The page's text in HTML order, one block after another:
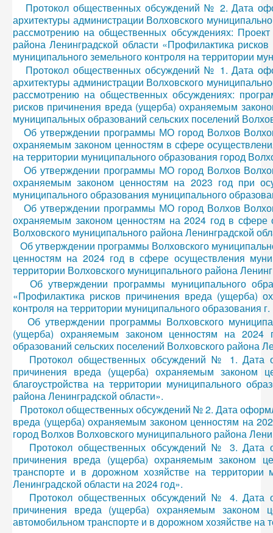
Протокол общественных обсуждений № 2. Дата
архитектуры администрации Волховского
рассмотрению на общественных обсуждениях:
района Ленинградской области «Профилактика
муниципального земельного контроля на территории
Протокол общественных обсуждений № 1. Дата
архитектуры администрации Волховского
рассмотрению на общественных обсуждениях:
рисков причинения вреда (ущерба) охраняемым
муниципальных образований сельских поселений
Об утверждении программы МО город Волхов
охраняемым законом ценностям в сфере
на территории муниципального образования город
Об утверждении программы МО город Волхов
охраняемым законом ценностям на 2023 год при
муниципального образования муниципального
Об утверждении программы МО город Волхов
охраняемым законом ценностям на 2024 год в сфере
Волховского муниципального района Ленинградской
Об утверждении программы Волховского
ценностям на 2024 год в сфере осуществления
территории Волховского муниципального района
Об утверждении программы муниципального
«Профилактика рисков причинения вреда (ущерба)
контроля на территории муниципального образования
Об утверждении программы Волховского
(ущерба) охраняемым законом ценностям на 2024
образований сельских поселений Волховского района
Протокол общественных обсуждений № 1. Дата
причинения вреда (ущерба) охраняемым законом
благоустройства на территории муниципального
района Ленинградской области».
Протокол общественных обсуждений № 2. Дата
вреда (ущерба) охраняемым законом ценностям на
город Волхов Волховского муниципального района
Протокол общественных обсуждений № 3. Дата
причинения вреда (ущерба) охраняемым законом
транспорте и в дорожном хозяйстве на территории
Ленинградской области на 2024 год».
Протокол общественных обсуждений № 4. Дата
причинения вреда (ущерба) охраняемым законом
автомобильном транспорте и в дорожном хозяйстве на